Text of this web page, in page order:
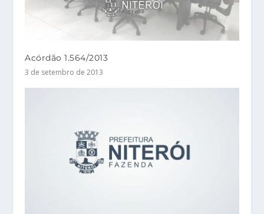
Acórdão 1.564/2013
3 de setembro de 2013